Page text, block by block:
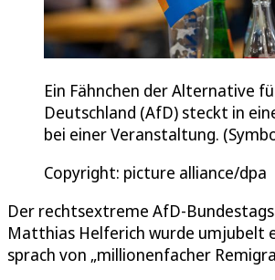
Ein Fähnchen der Alternative
Deutschland (AfD) steckt in
bei einer Veranstaltung.
Copyright: picture alliance/dpa
Der rechtsextreme AfD-
Matthias Helferich wurde umjubelt
sprach von „millionenfacher